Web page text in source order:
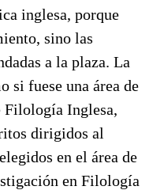
inglesa, porque
sino las
a la plaza. La
si fuese una área de
Filología Inglesa,
dirigidos al
en el área de
en Filología